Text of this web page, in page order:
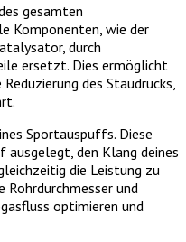
gesamten
Komponenten, wie der
durch
ersetzt. Dies ermöglicht
des Staudrucks,
Sportauspuffs. Diese
den Klang deines
die Leistung zu
und
optimieren und